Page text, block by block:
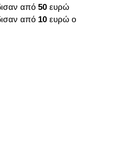
από 50 ευρώ
από 10ευρώ ο